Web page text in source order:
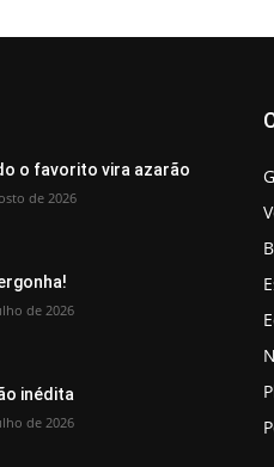
o favorito vira azarão
de 2026
de 2026
inédita
de 2026